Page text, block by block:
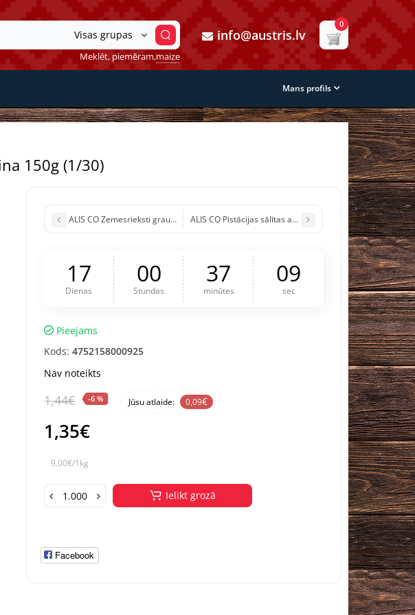
info@austris.lv
Visas grupas
Meklēt, piemēram,maize
0
Mans profils
150g (1/30)
ALIS CO Zemesrieksti grauzdēti, sālīti ar jūras sāli Latvija 200g (1/12)
ALIS CO Pistācijas sālītas ar jūras sāli ASV 100g (1/10)
17
Dienas
00
Stundas
37
minūtes
08
sec
Pieejams
Kods: 4752158000925
Nav noteikts
1,44€ -6 % Jūsu atlaide: 0,09€
1,35€
9.00€/1kg
Ielikt grozā
Facebook